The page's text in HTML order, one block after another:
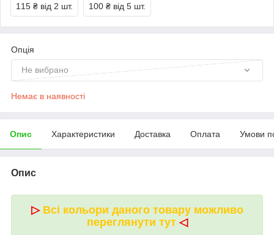
115 ₴ від 2 шт. 100 ₴ від 5 шт.
Опція
Не вибрано
Немає в наявності
Опис Характеристики Доставка Оплата Умови
Опис
▷ Всі кольори даного товару можливо
переглянути тут◁